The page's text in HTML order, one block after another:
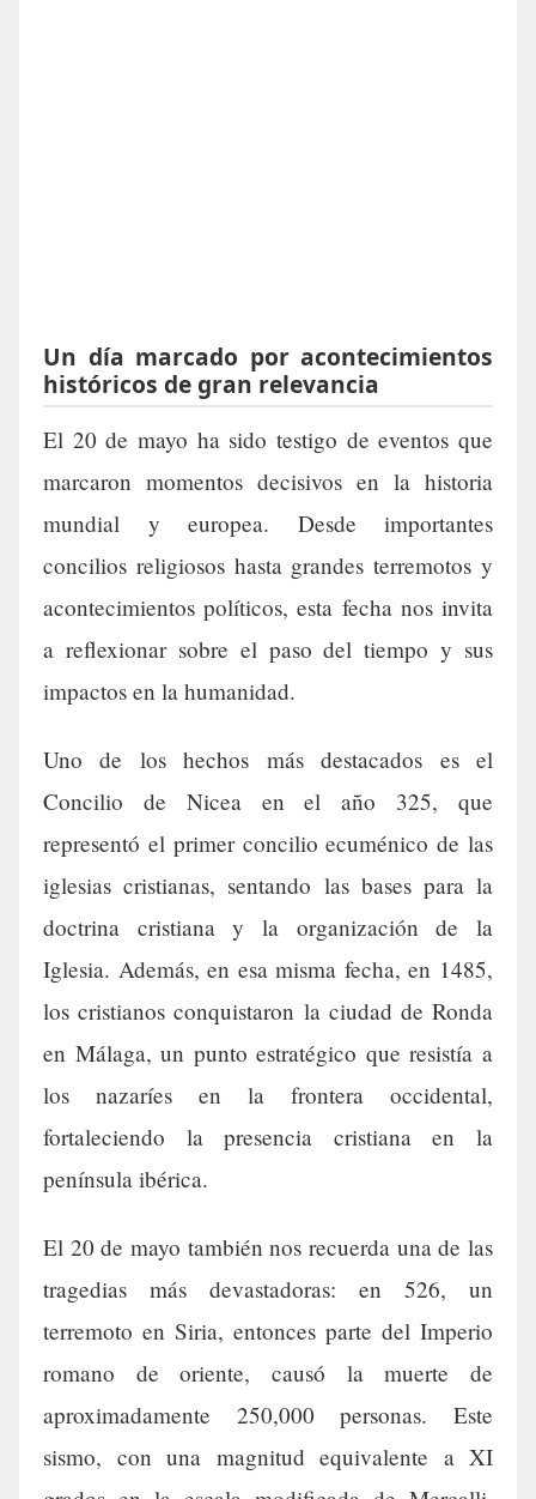
Un día marcado por acontecimientos
históricos de gran relevancia
El 20 de mayo ha sido testigo de eventos que
marcaron momentos decisivos en la historia
mundial y europea. Desde importantes
concilios religiosos hasta grandes terremotos y
acontecimientos políticos, esta fecha nos invita
a reflexionar sobre el paso del tiempo y sus
impactos en la humanidad.
Uno de los hechos más destacados es el
Concilio de Nicea en el año 325, que
representó el primer concilio ecuménico de las
iglesias cristianas, sentando las bases para la
doctrina cristiana y la organización de la
Iglesia. Además, en esa misma fecha, en 1485,
los cristianos conquistaron la ciudad de Ronda
en Málaga, un punto estratégico que resistía a
los nazaríes en la frontera occidental,
fortaleciendo la presencia cristiana en la
península ibérica.
El 20 de mayo también nos recuerda una de las
tragedias más devastadoras: en 526, un
terremoto en Siria, entonces parte del Imperio
romano de oriente, causó la muerte de
aproximadamente 250,000 personas. Este
sismo, con una magnitud equivalente a XI